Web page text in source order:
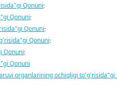
Qonuni;
Qonuni;
Qonuni;
Qonuni;
Qonuni;
Qonuni
organlarining ochiqligi to'g'risida"gi